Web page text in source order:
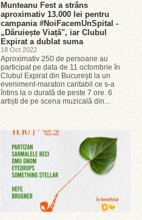
Munteanu Fest a strâns
aproximativ 13.000 lei pentru
campania #NoiFacemUnSpital -
„Dăruiește Viață", iar Clubul
Expirat a dublat suma
18 Oct 2022
Aproximativ 250 de persoane au
participat pe data de 11 octombrie în
Clubul Expirat din București la un
eveniment-maraton caritabil ce s-a
întins la o durată de peste 7 ore. 6
artiști de pe scena muzicală din...